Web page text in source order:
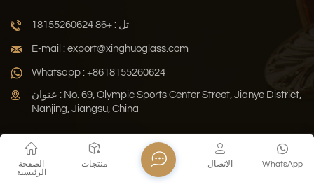
تل : +86 18155260624
E-mail : export@xinghuoglass.com
Whatsapp : +8618155260624
عنوان : No. 69, Olympic Sports Center Street, Jianye District,
Nanjing, Jiangsu, China
Xml سياسة الخصوصية المدونة
خريطة الموقع
حقوق النشر © 2026 Jiangsu Xinghuo Technology Co., Ltd. جميع
الصفحة
الرئيسية
منتجات WhatsApp الاتصال